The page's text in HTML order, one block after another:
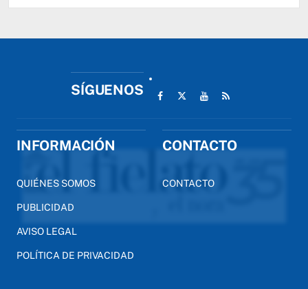
SÍGUENOS
INFORMACIÓN
QUIÉNES SOMOS
PUBLICIDAD
AVISO LEGAL
POLÍTICA DE PRIVACIDAD
CONTACTO
CONTACTO